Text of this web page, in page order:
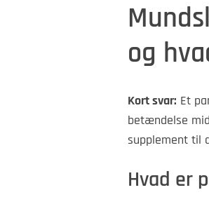
og
Kort svar: Et
betændelse
supplement til
Hvad er